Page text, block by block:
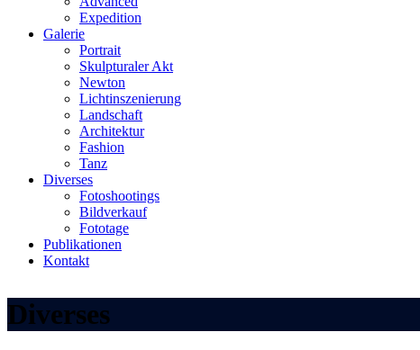
Expedition
Galerie
Portrait
Skulpturaler Akt
Newton
Lichtinszenierung
Landschaft
Architektur
Fashion
Tanz
Diverses
Fotoshootings
Bildverkauf
Fototage
Publikationen
Kontakt
Diverses